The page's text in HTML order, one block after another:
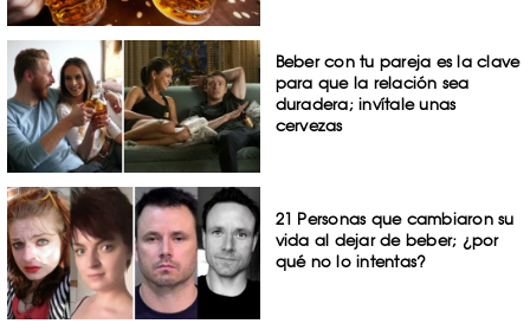
Beber con tu pareja es la clave
para que la relación sea
duradera; invítale unas
cervezas
21 Personas que cambiaron su
vida al dejar de beber; ¿por
qué no lo intentas?